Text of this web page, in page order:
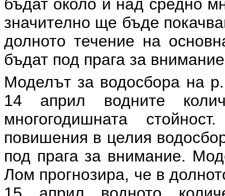
бъдат около и над средно
значително ще бъде
долното течение на
бъдат под прага за
Моделът за водосбора на
14 април водните
многогодишната
повишения в целия
под прага за внимание.
Лом прогнозира, че в